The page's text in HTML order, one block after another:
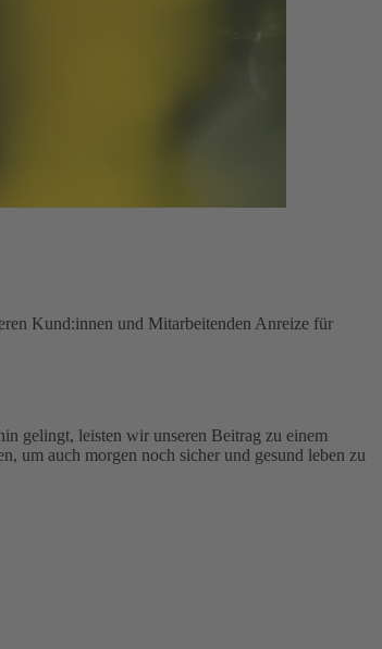
Kund:innen und Mitarbeitenden Anreize für
gelingt, leisten wir unseren Beitrag zu einem
um auch morgen noch sicher und gesund leben zu